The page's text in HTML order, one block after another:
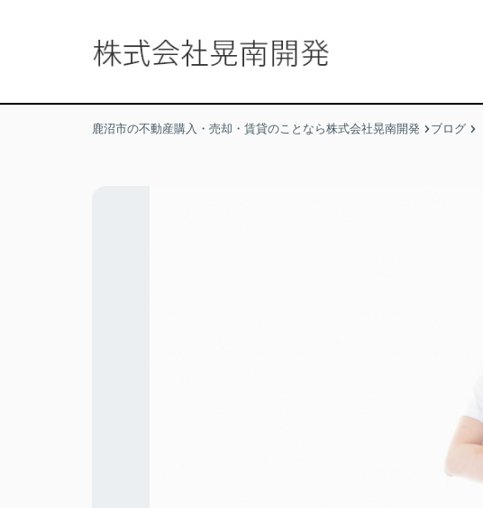
鹿沼市の不動産購入・売却・賃貸のことなら株式会社晃南開発 ブログ